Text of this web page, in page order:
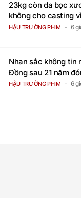
23kg còn da bọc
không cho casting
HẬU TRƯỜNG PHIM 6
Nhan sắc không tin
Đồng sau 21 năm
HẬU TRƯỜNG PHIM 6